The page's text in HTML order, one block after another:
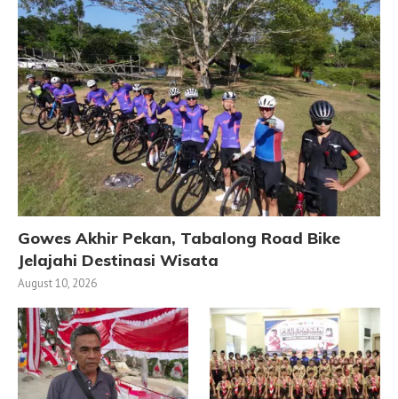
Gowes Akhir Pekan, Tabalong Road Bike
Jelajahi Destinasi Wisata
August 10, 2026